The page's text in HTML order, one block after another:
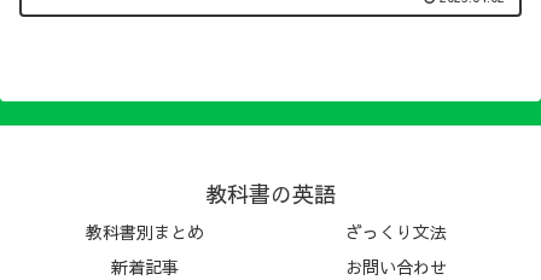
教科書の英語
教科書別まとめ
ざっくり文法
新着記事
お問い合わせ